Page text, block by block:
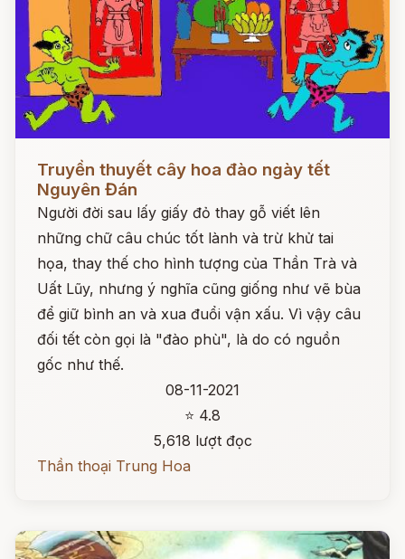
Đọc ngay
Truyền thuyết cây hoa đào ngày tết
Nguyên Đán
Người đời sau lấy giấy đỏ thay gỗ viết lên
những chữ câu chúc tốt lành và trừ khử tai
họa, thay thế cho hình tượng của Thần Trà và
Uất Lũy, nhưng ý nghĩa cũng giống như vẽ bùa
để giữ bình an và xua đuổi vận xấu. Vì vậy câu
đối tết còn gọi là "đào phù", là do có nguồn
gốc như thế.
08-11-2021
⭐ 4.8
5,618 lượt đọc
Thần thoại Trung Hoa